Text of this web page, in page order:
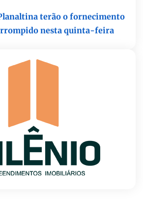
nesta quinta-feira
e personalizada aos